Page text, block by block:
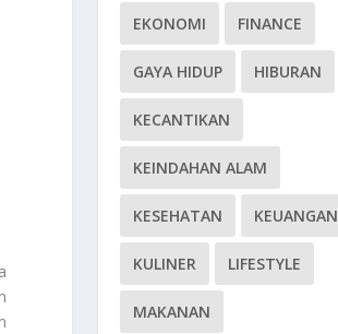
EKONOMI FINANCE
GAYA HIDUP HIBURAN
KECANTIKAN
KEINDAHAN ALAM
KESEHATAN KEUANGAN
KULINER LIFESTYLE
MAKANAN